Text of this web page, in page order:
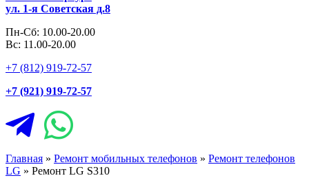
ул. 1-я Советская д.8
Пн-Сб: 10.00-20.00
Вс: 11.00-20.00
+7 (812) 919-72-57
+7 (921) 919-72-57
Главная » Ремонт мобильных телефонов » Ремонт телефонов
LG » Ремонт LG S310